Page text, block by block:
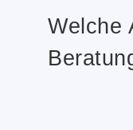
Welche